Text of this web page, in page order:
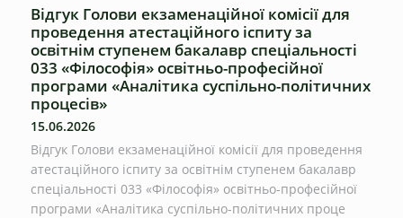
Відгук Голови екзаменаційної комісії для
проведення атестаційного іспиту за
освітнім ступенем бакалавр спеціальності
033 «Філософія» освітньо-професійної
програми «Аналітика суспільно-політичних
процесів»
15.06.2026
Відгук Голови екзаменаційної комісії для проведення
атестаційного іспиту за освітнім ступенем бакалавр
спеціальності 033 «Філософія» освітньо-професійної
програми «Аналітика суспільно-політичних проце